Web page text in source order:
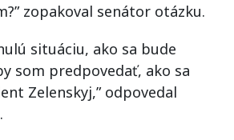
zopakoval senátor otázku.
situáciu, ako sa bude
som predpovedať, ako sa
Zelenskyj,” odpovedal